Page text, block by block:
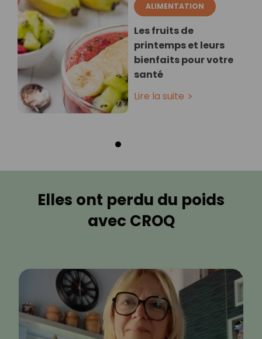
ALIMENTATION
Les fruits de
printemps et leurs
bienfaits pour votre
santé
Lire la suite
Elles ont perdu du poids
avec CROQ